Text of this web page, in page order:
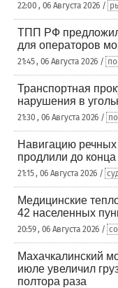
22:00 , 06 Августа 2026 /
ТПП РФ
для операторов
21:45 , 06 Августа 2026 /
Транспортная
нарушения в
21:30 , 06 Августа 2026 /
Навигацию
продлили до конца
21:15 , 06 Августа 2026 /
Медицинские
42 населенных
20:59 , 06 Августа 2026 /
Махачкалинский
июле увеличил
полтора раза